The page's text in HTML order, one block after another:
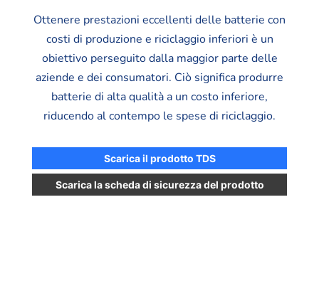
Ottenere prestazioni eccellenti delle batterie con
costi di produzione e riciclaggio inferiori è un
obiettivo perseguito dalla maggior parte delle
aziende e dei consumatori. Ciò significa produrre
batterie di alta qualità a un costo inferiore,
riducendo al contempo le spese di riciclaggio.
Scarica il prodotto TDS
Scarica la scheda di sicurezza del prodotto